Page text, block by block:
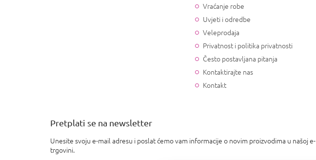
Vraćanje robe
Uvjeti i odredbe
Veleprodaja
Privatnost i politika privatnosti
Često postavljana pitanja
Kontaktirajte nas
Kontakt
Pretplati se na newsletter
Unesite svoju e-mail adresu i poslat ćemo vam informacije o novim proizvodima u našoj e-
trgovini.